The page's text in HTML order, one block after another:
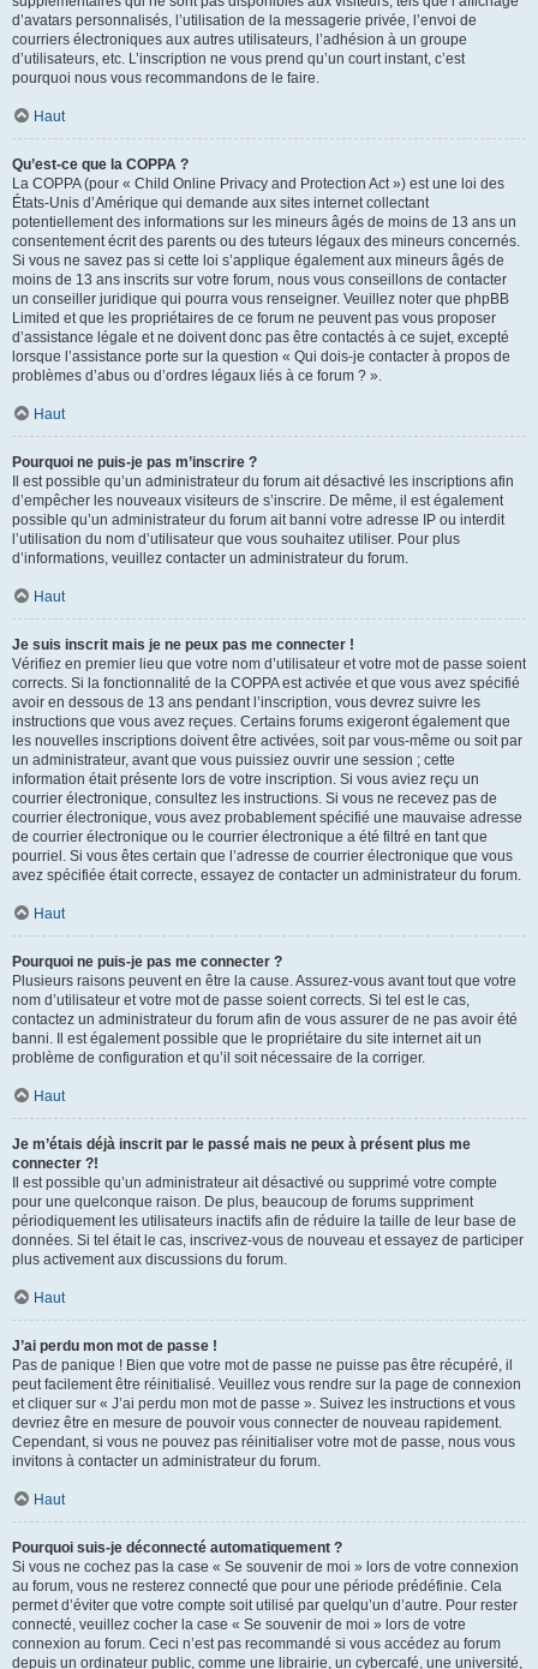
d’avatars personnalisés, l’utilisation de la messagerie privée, l’envoi de
courriers électroniques aux autres utilisateurs, l’adhésion à un groupe
d’utilisateurs, etc. L’inscription ne vous prend qu’un court instant, c’est
pourquoi nous vous recommandons de le faire.
Haut
Qu’est-ce que la COPPA ?
La COPPA (pour « Child Online Privacy and Protection Act ») est une loi des
États-Unis d’Amérique qui demande aux sites internet collectant
potentiellement des informations sur les mineurs âgés de moins de 13 ans un
consentement écrit des parents ou des tuteurs légaux des mineurs concernés.
Si vous ne savez pas si cette loi s’applique également aux mineurs âgés de
moins de 13 ans inscrits sur votre forum, nous vous conseillons de contacter
un conseiller juridique qui pourra vous renseigner. Veuillez noter que phpBB
Limited et que les propriétaires de ce forum ne peuvent pas vous proposer
d’assistance légale et ne doivent donc pas être contactés à ce sujet, excepté
lorsque l’assistance porte sur la question « Qui dois-je contacter à propos de
problèmes d’abus ou d’ordres légaux liés à ce forum ? ».
Haut
Pourquoi ne puis-je pas m’inscrire ?
Il est possible qu’un administrateur du forum ait désactivé les inscriptions afin
d’empêcher les nouveaux visiteurs de s’inscrire. De même, il est également
possible qu’un administrateur du forum ait banni votre adresse IP ou interdit
l’utilisation du nom d’utilisateur que vous souhaitez utiliser. Pour plus
d’informations, veuillez contacter un administrateur du forum.
Haut
Je suis inscrit mais je ne peux pas me connecter !
Vérifiez en premier lieu que votre nom d’utilisateur et votre mot de passe soient
corrects. Si la fonctionnalité de la COPPA est activée et que vous avez spécifié
avoir en dessous de 13 ans pendant l’inscription, vous devrez suivre les
instructions que vous avez reçues. Certains forums exigeront également que
les nouvelles inscriptions doivent être activées, soit par vous-même ou soit par
un administrateur, avant que vous puissiez ouvrir une session ; cette
information était présente lors de votre inscription. Si vous aviez reçu un
courrier électronique, consultez les instructions. Si vous ne recevez pas de
courrier électronique, vous avez probablement spécifié une mauvaise adresse
de courrier électronique ou le courrier électronique a été filtré en tant que
pourriel. Si vous êtes certain que l’adresse de courrier électronique que vous
avez spécifiée était correcte, essayez de contacter un administrateur du forum.
Haut
Pourquoi ne puis-je pas me connecter ?
Plusieurs raisons peuvent en être la cause. Assurez-vous avant tout que votre
nom d’utilisateur et votre mot de passe soient corrects. Si tel est le cas,
contactez un administrateur du forum afin de vous assurer de ne pas avoir été
banni. Il est également possible que le propriétaire du site internet ait un
problème de configuration et qu’il soit nécessaire de la corriger.
Haut
Je m’étais déjà inscrit par le passé mais ne peux à présent plus me
connecter ?!
Il est possible qu’un administrateur ait désactivé ou supprimé votre compte
pour une quelconque raison. De plus, beaucoup de forums suppriment
périodiquement les utilisateurs inactifs afin de réduire la taille de leur base de
données. Si tel était le cas, inscrivez-vous de nouveau et essayez de participer
plus activement aux discussions du forum.
Haut
J’ai perdu mon mot de passe !
Pas de panique ! Bien que votre mot de passe ne puisse pas être récupéré, il
peut facilement être réinitialisé. Veuillez vous rendre sur la page de connexion
et cliquer sur « J’ai perdu mon mot de passe ». Suivez les instructions et vous
devriez être en mesure de pouvoir vous connecter de nouveau rapidement.
Cependant, si vous ne pouvez pas réinitialiser votre mot de passe, nous vous
invitons à contacter un administrateur du forum.
Haut
Pourquoi suis-je déconnecté automatiquement ?
Si vous ne cochez pas la case « Se souvenir de moi » lors de votre connexion
au forum, vous ne resterez connecté que pour une période prédéfinie. Cela
permet d’éviter que votre compte soit utilisé par quelqu’un d’autre. Pour rester
connecté, veuillez cocher la case « Se souvenir de moi » lors de votre
connexion au forum. Ceci n’est pas recommandé si vous accédez au forum
depuis un ordinateur public, comme une librairie, un cybercafé, une université,